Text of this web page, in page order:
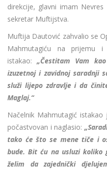
direkcije, glavni imam
sekretar Muftijstva.
Muftija Dautović zahvalio se
Mahmutagiću na prijemu
istakao: „Čestitam Vam
izuzetnoj i zavidnoj saradnji
služi lijepo zdravlje i da
Maglaj.“
Načelnik Mahmutagić
počastvovan i naglasio:
tako će što se mene tiče i
bude. Bit ću na usluzi koliko
želim da zajednički